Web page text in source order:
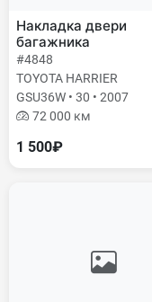
Накладка двери
багажника
#4848
TOYOTA HARRIER
GSU36W • 30 • 2007
72 000 км
1 500₽